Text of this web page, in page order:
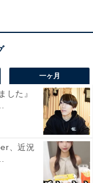
一ヶ月
した』
、近況